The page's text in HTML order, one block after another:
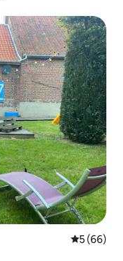
平均评分
5 (66)